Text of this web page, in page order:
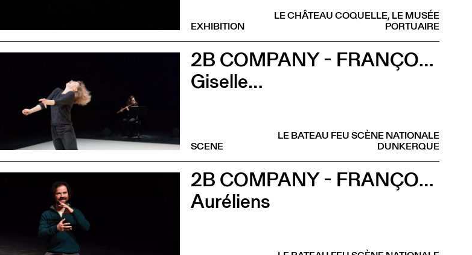
LE CHÂTEAU COQUELLE, LE MUSÉE
PORTUAIRE
EXHIBITION
2B COMPANY - FRANÇOIS GREMAUD
Giselle…
LE BATEAU FEU SCÈNE NATIONALE
DUNKERQUE
SCENE
2B COMPANY - FRANÇOIS GREMAUD
Auréliens